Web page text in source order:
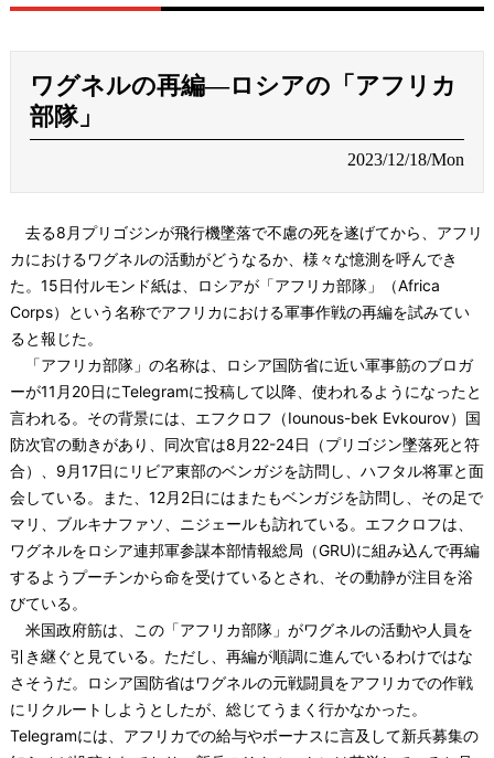
n
ワグネルの再編―ロシアの「アフリカ
部隊」
2023/12/18/Mon
去る8月プリゴジンが飛行機墜落で不慮の死を遂げてから、アフリ
カにおけるワグネルの活動がどうなるか、様々な憶測を呼んでき
た。15日付ルモンド紙は、ロシアが「アフリカ部隊」（Africa
Corps）という名称でアフリカにおける軍事作戦の再編を試みてい
ると報じた。
「アフリカ部隊」の名称は、ロシア国防省に近い軍事筋のブロガ
ーが11月20日にTelegramに投稿して以降、使われるようになったと
言われる。その背景には、エフクロフ（Iounous-bek Evkourov）国
防次官の動きがあり、同次官は8月22-24日（プリゴジン墜落死と符
合）、9月17日にリビア東部のベンガジを訪問し、ハフタル将軍と面
会している。また、12月2日にはまたもベンガジを訪問し、その足で
マリ、ブルキナファソ、ニジェールも訪れている。エフクロフは、
ワグネルをロシア連邦軍参謀本部情報総局（GRU)に組み込んで再編
するようプーチンから命を受けているとされ、その動静が注目を浴
びている。
米国政府筋は、この「アフリカ部隊」がワグネルの活動や人員を
引き継ぐと見ている。ただし、再編が順調に進んでいるわけではな
さそうだ。ロシア国防省はワグネルの元戦闘員をアフリカでの作戦
にリクルートしようとしたが、総じてうまく行かなかった。
Telegramには、アフリカでの給与やボーナスに言及して新兵募集の